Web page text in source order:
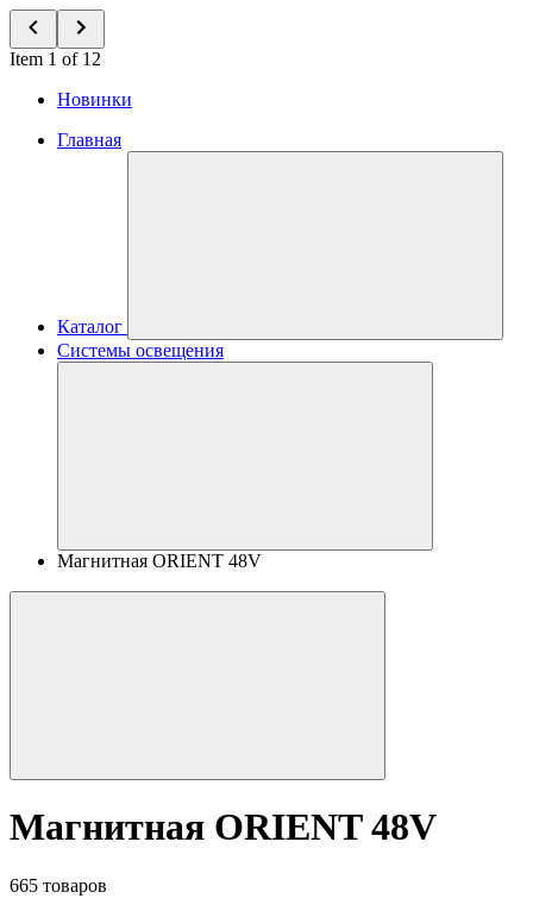
Item 1 of 12
Новинки
Главная
Каталог
Системы освещения
Магнитная ORIENT 48V
Магнитная ORIENT 48V
665 товаров